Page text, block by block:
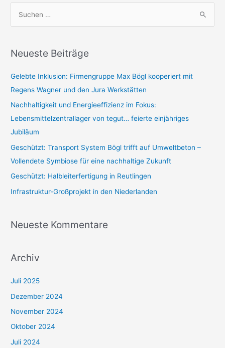
h
:
Neueste Beiträge
Gelebte Inklusion: Firmengruppe Max Bögl kooperiert mit
Regens Wagner und den Jura Werkstätten
Nachhaltigkeit und Energieeffizienz im Fokus:
Lebensmittelzentrallager von tegut… feierte einjähriges
Jubiläum
Geschützt: Transport System Bögl trifft auf Umweltbeton –
Vollendete Symbiose für eine nachhaltige Zukunft
Geschützt: Halbleiterfertigung in Reutlingen
Infrastruktur-Großprojekt in den Niederlanden
Neueste Kommentare
Archiv
Juli 2025
Dezember 2024
November 2024
Oktober 2024
Juli 2024